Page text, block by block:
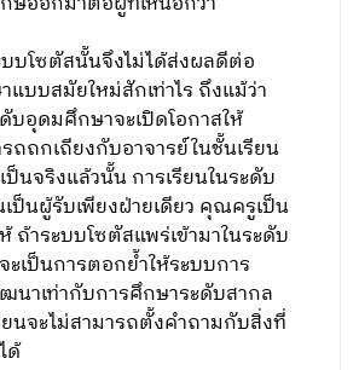
บโซตัสนั้นจึงไม่ได้ส่งผลดีต่อ
บบสมัยใหม่สักเท่าไร ถึงแม้ว่า
บอุดมศึกษาจะเปิดโอกาสให้
ถถกเถียงกับอาจารย์ในชั้นเรียน
ป็นจริงแล้วนั้น การเรียนในระดับ
ป็นผู้รับเพียงฝ่ายเดียว คุณครูเป็น
ถ้าระบบโซตัสแพร่เข้ามาในระดับ
เป็นการตอกย้ำให้ระบบการ
นาเท่ากับการศึกษาระดับสากล
ยนจะไม่สามารถตั้งคำถามกับสิ่งที่
ด้